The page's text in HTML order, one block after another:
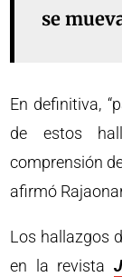
se
En definitiva,
de estos
comprensión
afirmó
Los hallazgos
en la revista